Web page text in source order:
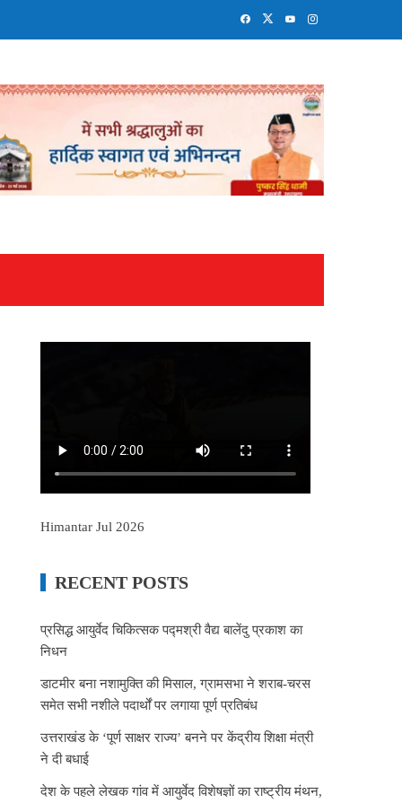
Himantar Jul 2026
RECENT POSTS
प्रसिद्ध आयुर्वेद चिकित्सक पद्मश्री वैद्य बालेंदु प्रकाश का
निधन
डाटमीर बना नशामुक्ति की मिसाल, ग्रामसभा ने शराब-चरस
समेत सभी नशीले पदार्थों पर लगाया पूर्ण प्रतिबंध
उत्तराखंड के ‘पूर्ण साक्षर राज्य’ बनने पर केंद्रीय शिक्षा मंत्री
ने दी बधाई
देश के पहले लेखक गांव में आयुर्वेद विशेषज्ञों का राष्ट्रीय मंथन,